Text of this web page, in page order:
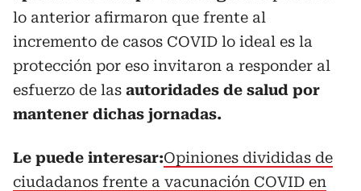
lo anterior afirmaron que frente al
incremento de casos COVID lo ideal es la
protección por eso invitaron a responder al
esfuerzo de las autoridades de salud por
mantener dichas jornadas.
Le puede interesar:Opiniones divididas de
ciudadanos frente a vacunación COVID en